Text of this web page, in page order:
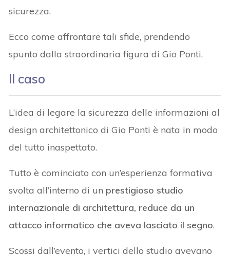
sicurezza.
Ecco come affrontare tali sfide, prendendo
spunto dalla straordinaria figura di Gio Ponti.
Il caso
L’idea di legare la sicurezza delle informazioni al
design architettonico di Gio Ponti è nata in modo
del tutto inaspettato.
Tutto è cominciato con un’esperienza formativa
svolta all’interno di un prestigioso studio
internazionale di architettura, reduce da un
attacco informatico che aveva lasciato il segno.
Scossi dall’evento, i vertici dello studio avevano